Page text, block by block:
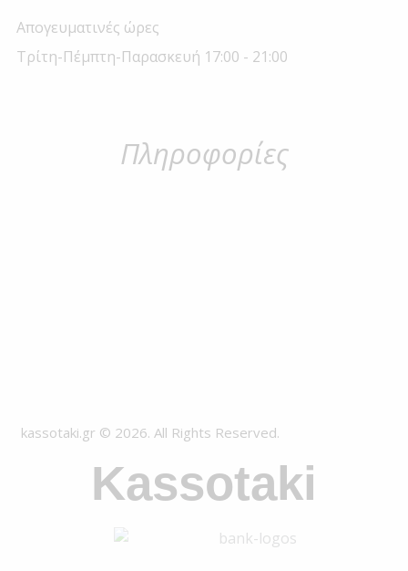
Απογευματινές ώρες
Τρίτη-Πέμπτη-Παρασκευή 17:00 - 21:00
Πληροφορίες
kassotaki.gr © 2026. All Rights Reserved.
Kassotaki